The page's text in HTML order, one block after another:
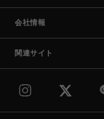
会社情報
関連サイト